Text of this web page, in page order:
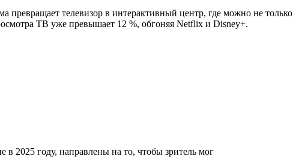
превращает телевизор в интерактивный центр, где можно не только
ТВ уже превышает 12 %, обгоняя Netflix и Disney+.
в 2025 году, направлены на то, чтобы зритель мог